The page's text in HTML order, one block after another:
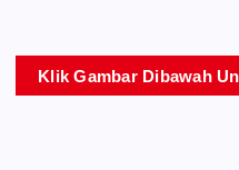
Klik Gambar Dibawah